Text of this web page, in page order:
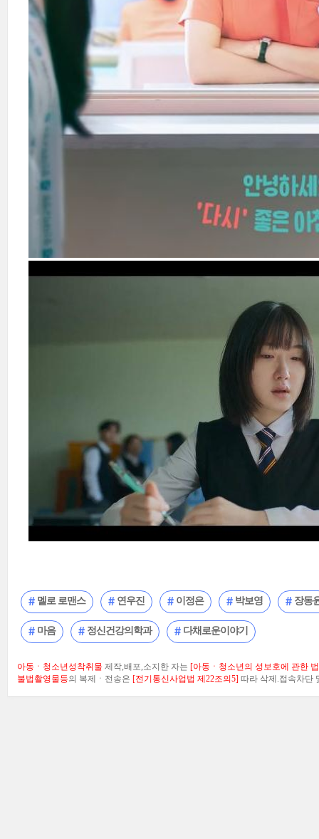
멜로 로맨스 연우진 이정은 박보영 장동
마음 정신건강의학과 다채로운이야기
아동ㆍ청소년성착취물 제작,배포,소지한 자는 [아동ㆍ청소년의 성보호에 관한
불법촬영물등의 복제ㆍ전송은 [전기통신사업법 제22조의5] 따라 삭제.접속차단